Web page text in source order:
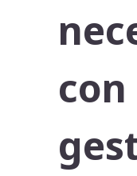
con